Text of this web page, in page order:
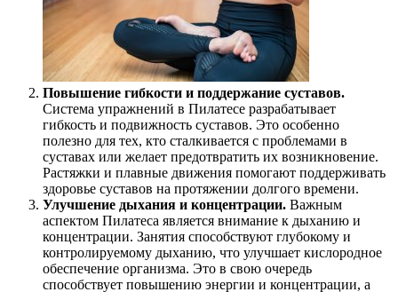
Повышение гибкости и поддержание суставов.
Система упражнений в Пилатесе разрабатывает
гибкость и подвижность суставов. Это особенно
полезно для тех, кто сталкивается с проблемами в
суставах или желает предотвратить их возникновение.
Растяжки и плавные движения помогают поддерживать
здоровье суставов на протяжении долгого времени.
Улучшение дыхания и концентрации. Важным
аспектом Пилатеса является внимание к дыханию и
концентрации. Занятия способствуют глубокому и
контролируемому дыханию, что улучшает кислородное
обеспечение организма. Это в свою очередь
способствует повышению энергии и концентрации, а